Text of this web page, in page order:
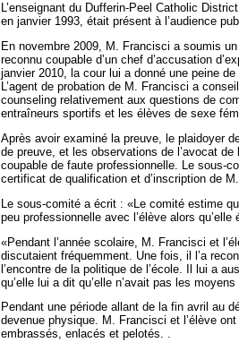
L’enseignant du Dufferin-Peel Catholic
en janvier 1993, était présent à l’audience
En novembre 2009, M. Francisci a soumis
reconnu coupable d’un chef d’accusation
janvier 2010, la cour lui a donné une peine
L’agent de probation de M. Francisci a
counseling relativement aux questions de
entraîneurs sportifs et les élèves de sexe
Après avoir examiné la preuve, le plaidoyer
de preuve, et les observations de l’avocat
coupable de faute professionnelle. Le sous-
certificat de qualification et d’inscription de
Le sous-comité a écrit : «Le comité estime
peu professionnelle avec l’élève alors
«Pendant l’année scolaire, M. Francisci et
discutaient fréquemment. Une fois, il l’a
l’encontre de la politique de l’école. Il lui a
qu’elle lui a dit qu’elle n’avait pas les moyens
Pendant une période allant de la fin avril au
devenue physique. M. Francisci et l’élève
embrassés, enlacés et pelotés. .